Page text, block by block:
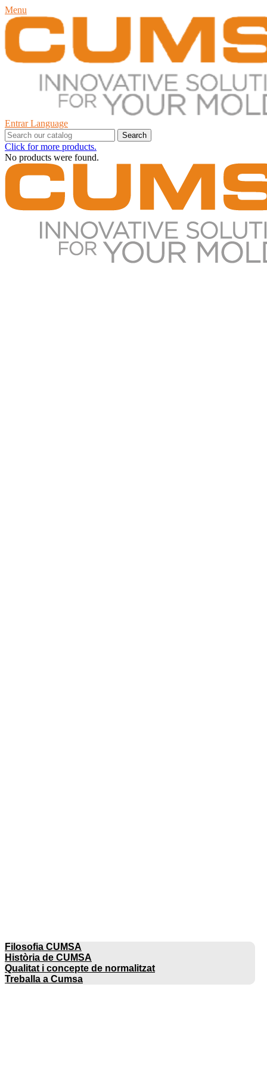
Menu
Entrar Language
Search
Click for more products.
No products were found.
Filosofia CUMSA
Història de CUMSA
Qualitat i concepte de normalitzat
Treballa a Cumsa